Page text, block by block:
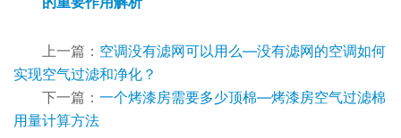
上一篇： 空调没有滤网可以用么—没有滤网的空调如何
实现空气过滤和净化？
下一篇： 一个烤漆房需要多少顶棉—烤漆房空气过滤棉
用量计算方法